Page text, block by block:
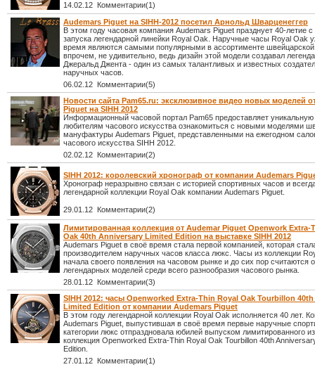
14.02.12 Комментарии(1)
Audemars Piguet на SIHH-2012 посетил Арнольд Шварценеггер
В этом году часовая компания Audemars Piguet празднует 40-летие
запуска легендарной линейки Royal Oak. Наручные часы Royal Oak
время являются самыми популярными в ассортименте
впрочем, не удивительно, ведь дизайн этой модели создавал
Джеральд Джента - один из самых талантливых и известных
наручных часов.
06.02.12 Комментарии(5)
Новости сайта Pam65.ru: эксклюзивное видео новых моделей
Piguet на SIHH 2012
Информационный часовой портал Pam65 предоставляет
любителям часового искусства ознакомиться с новыми моделями
мануфактуры Audemars Piguet, представленными на ежегодном
часового искусства SIHH 2012.
02.02.12 Комментарии(2)
SIHH 2012: королевский хронограф от компании Audemars
Хронограф неразрывно связан с историей спортивных часов и
легендарной коллекции Royal Oak компании Audemars Piguet.
29.01.12 Комментарии(2)
Лимитированная коллекция от Audemar Piguet Openwork Extra-
Oak 40th Anniversary Limited Edition на выставке SIHH 2012
Audemars Piguet в своё время стала первой компанией, которая
производителем наручных часов класса люкс. Часы из коллекции
начала своего появления на часовом рынке и до сих пор считаются
легендарных моделей среди всего разнообразия часового рынка.
28.01.12 Комментарии(3)
SIHH 2012: часы Openworked Extra-Thin Royal Oak Tourbillon
Limited Edition от компании Audemars Piguet
В этом году легендарной коллекции Royal Oak исполняется 40 лет.
Audemars Piguet, выпустившая в своё время первые наручные
категории люкс отпраздновала юбилей выпуском лимитированного
коллекция Openworked Extra-Thin Royal Oak Tourbillon 40th
Edition.
27.01.12 Комментарии(1)